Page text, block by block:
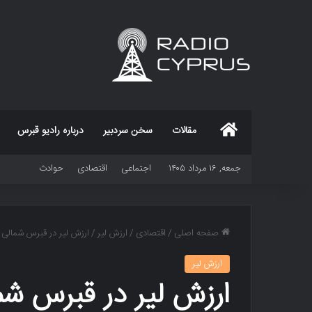
مقالات سخن سردبیر درباره رادیو قبرس
جمعه, ۱۶ مرداد ۱۴۰۵ اجتماعی اقتصادی حوادث
صفحه اصلی /اقتصادی /ارزش لیر/ارزش لیر در قبرس شمالی
ارزش لیر
ارزش لیر در قبرس